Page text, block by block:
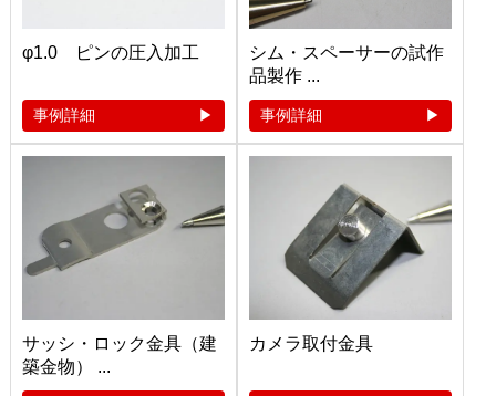
φ1.0 ピンの圧入加工
事例詳細
シム・スペーサーの試作
品製作 ...
事例詳細
サッシ・ロック金具（建
築金物） ...
カメラ取付金具